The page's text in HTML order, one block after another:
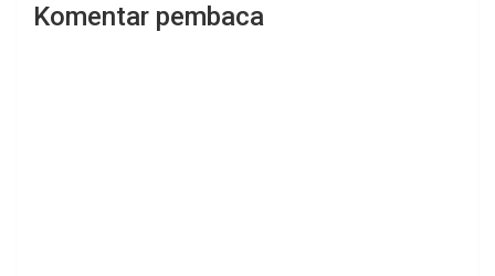
Komentar pembaca